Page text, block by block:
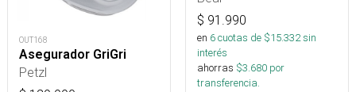
OUT168
Asegurador GriGri
Petzl
$ 91.990
en 6cuotas de $15.332sin
interés
ahorras $3.680 por
transferencia.